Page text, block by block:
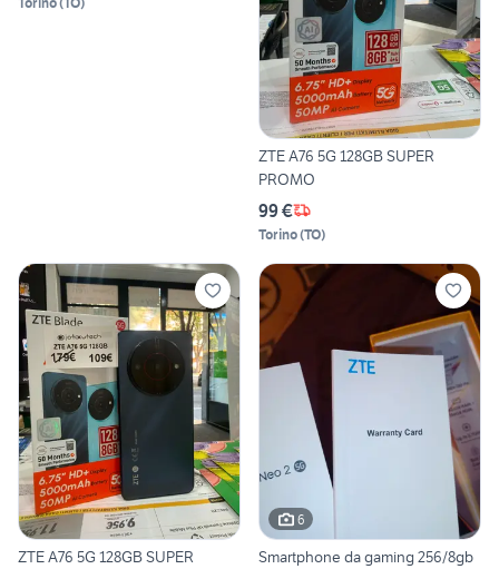
ZTE A76 5G 128GB SUPER
PROMO
99 €
Torino(TO)
ZTE A76 5G 128GB SUPER
6
Smartphone da gaming 256/8gb